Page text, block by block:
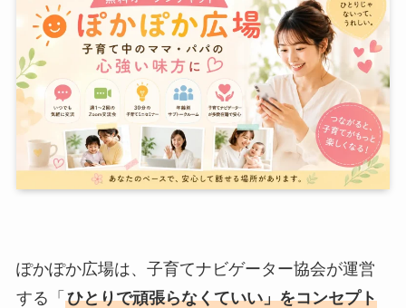
ぽかぽか広場は、子育てナビゲーター協会が運営
する「 ひとりで頑張らなくていい」をコンセプト